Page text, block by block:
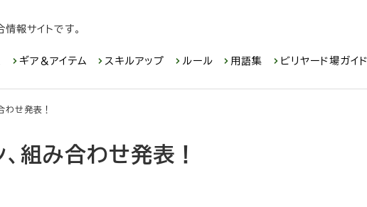
報サイトです。
ギア＆アイテム スキルアップ ルール 用語集 ビリヤード場ガイ
わせ発表！
組み合わせ発表！